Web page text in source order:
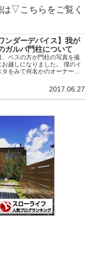
▽こちらをご覧く
ワンダーデバイス】我が
ガルバ門柱について
、ベスの方が門柱の写真を撮
お越しになりました。 僕のイ
タをみて何名かのオーナー候
うです。 そこで今後の方のた
我家の門柱について詳細を記
ておこうかと思います。 作り
2017.06.27